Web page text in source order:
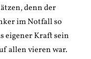
denn der
im Notfall so
eigener Kraft sein
allen vieren war.